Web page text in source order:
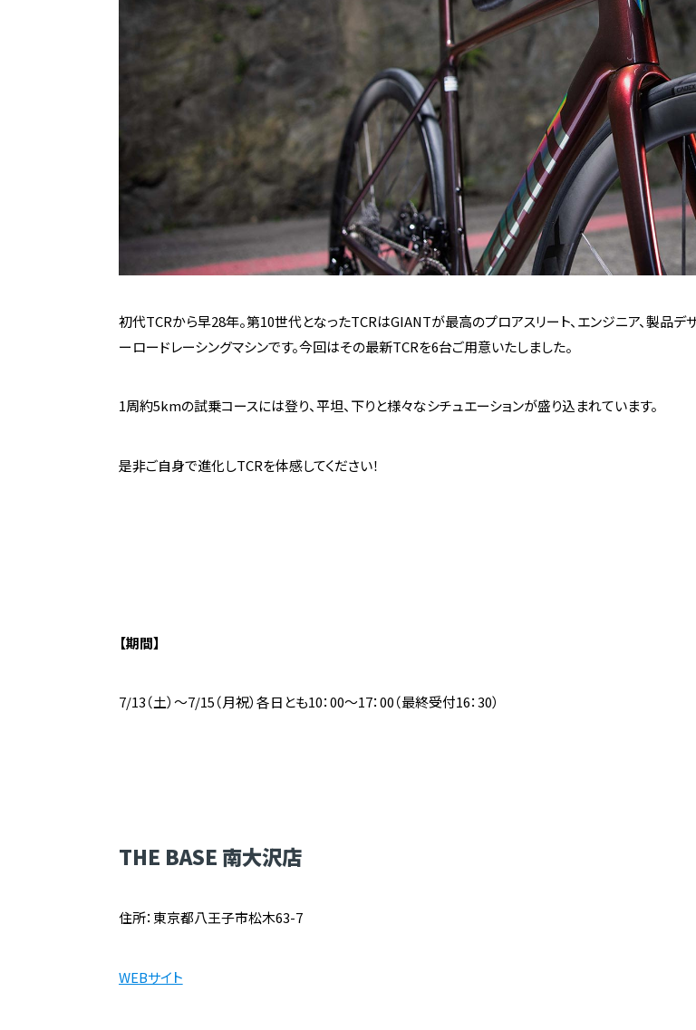
初代TCRから早28年。第10世代となったTCRはGIANTが最高のプロアスリート、エンジニア、製品
ーロードレーシングマシンです。今回はその最新TCRを6台ご用意いたしました。
1周約5kmの試乗コースには登り、平坦、下りと様々なシチュエーションが盛り込まれています。
是非ご自身で進化しTCRを体感してください！
【期間】
7/13（土）～7/15（月祝）各日とも10：00～17：00（最終受付16：30）
THE BASE 南大沢店
住所：東京都八王子市松木63-7
WEBサイト